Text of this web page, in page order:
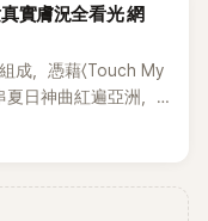
實膚況全看光 網
成，憑藉〈Touch My
夏日神曲紅遍亞洲，
後宣布解散，成員各